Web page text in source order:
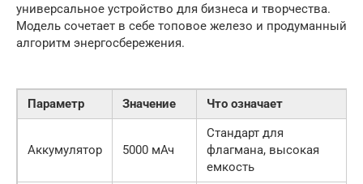
универсальное устройство для бизнеса и творчества.
Модель сочетает в себе топовое железо и продуманный
алгоритм энергосбережения.
Параметр Значение Что означает
Аккумулятор 5000 мАч
Стандарт для
флагмана, высокая
емкость